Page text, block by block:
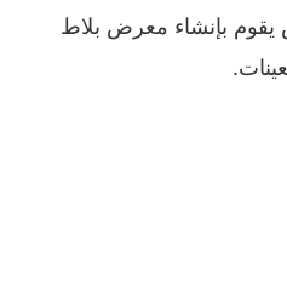
بإنشاء معرض بلاط